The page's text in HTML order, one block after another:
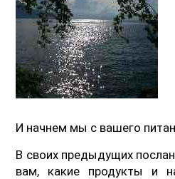
И начнем мы с вашего
В своих предыдущих
вам, какие продукты и